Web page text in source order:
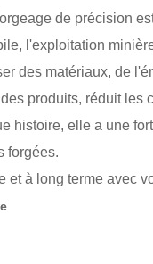
de précision
l'exploitation
des matériaux, de
produits, réduit
histoire, elle a une
forgées.
et à long terme avec